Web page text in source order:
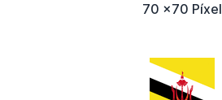
70 x70 Píxel